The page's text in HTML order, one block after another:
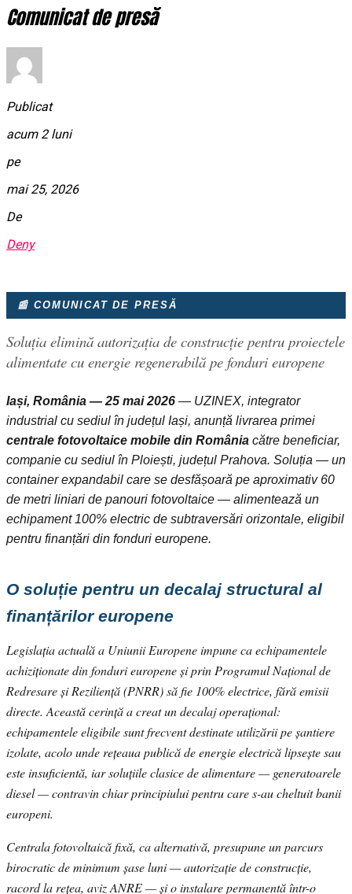
Comunicat de presă
Publicat
acum 2 luni
pe
mai 25, 2026
De
Deny
📰 COMUNICAT DE PRESĂ
Soluția elimină autorizația de construcție pentru proiectele
alimentate cu energie regenerabilă pe fonduri europene
Iași, România — 25 mai 2026 — UZINEX, integrator
industrial cu sediul în județul Iași, anunță livrarea primei
centrale fotovoltaice mobile din România către beneficiar,
companie cu sediul în Ploiești, județul Prahova. Soluția — un
container expandabil care se desfășoară pe aproximativ 60
de metri liniari de panouri fotovoltaice — alimentează un
echipament 100% electric de subtraversări orizontale, eligibil
pentru finanțări din fonduri europene.
O soluție pentru un decalaj structural al
finanțărilor europene
Legislația actuală a Uniunii Europene impune ca echipamentele
achiziționate din fonduri europene și prin Programul Național de
Redresare și Reziliență (PNRR) să fie 100% electrice, fără emisii
directe. Această cerință a creat un decalaj operațional:
echipamentele eligibile sunt frecvent destinate utilizării pe șantiere
izolate, acolo unde rețeaua publică de energie electrică lipsește sau
este insuficientă, iar soluțiile clasice de alimentare — generatoarele
diesel — contravin chiar principiului pentru care s-au cheltuit banii
europeni.
Centrala fotovoltaică fixă, ca alternativă, presupune un parcurs
birocratic de minimum șase luni — autorizație de construcție,
racord la rețea, aviz ANRE — și o instalare permanentă într-o